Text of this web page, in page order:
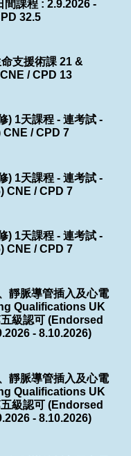
間課程 : 2.9.2026 -
32.5
支援術課 21 &
/ CPD 13
) 1天課程 - 連考試 -
CNE / CPD 7
) 1天課程 - 連考試 -
CNE / CPD 7
) 1天課程 - 連考試 -
CNE / CPD 7
靜脈導管插入及心電
Qualifications UK
級認可 (Endorsed
- 8.10.2026)
靜脈導管插入及心電
Qualifications UK
級認可 (Endorsed
- 8.10.2026)